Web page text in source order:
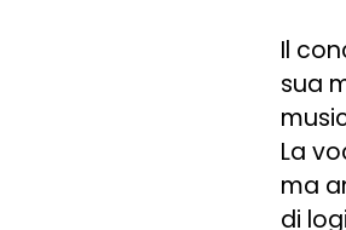
Il
sua
La
ma
di